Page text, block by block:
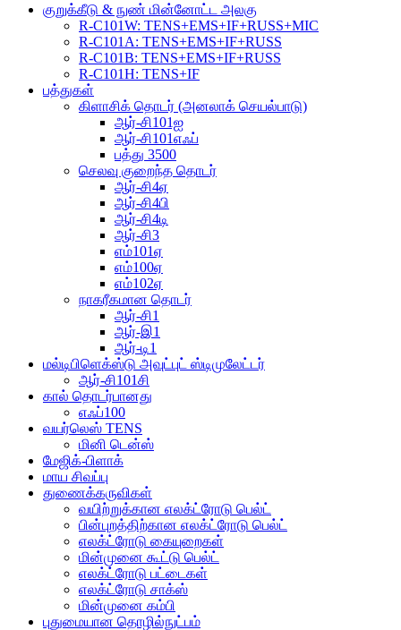
குறுக்கீடு & நுண் மின்னோட்ட அலகு
R-C101W: TENS+EMS+IF+RUSS+MIC
R-C101A: TENS+EMS+IF+RUSS
R-C101B: TENS+EMS+IF+RUSS
R-C101H: TENS+IF
பத்துகள்
கிளாசிக் தொடர் (அனலாக் செயல்பாடு)
ஆர்-சி101ஐ
ஆர்-சி101எஃப்
பத்து 3500
செலவு குறைந்த தொடர்
ஆர்-சி4ஏ
ஆர்-சி4பி
ஆர்-சி4டி
ஆர்-சி3
எம்101ஏ
எம்100ஏ
எம்102ஏ
நாகரீகமான தொடர்
ஆர்-சி1
ஆர்-இ1
ஆர்-டி1
மல்டிபிளெக்ஸ்டு அவுட்புட் ஸ்டிமுலேட்டர்
ஆர்-சி101சி
கால் தொடர்பானது
எஃப்100
வயர்லெஸ் TENS
மினி டென்ஸ்
மேஜிக்-பிளாக்
மாய சிவப்பு
துணைக்கருவிகள்
வயிற்றுக்கான எலக்ட்ரோடு பெல்ட்
பின்புறத்திற்கான எலக்ட்ரோடு பெல்ட்
எலக்ட்ரோடு கையுறைகள்
மின்முனை கூட்டு பெல்ட்
எலக்ட்ரோடு பட்டைகள்
எலக்ட்ரோடு சாக்ஸ்
மின்முனை கம்பி
புதுமையான தொழில்நுட்பம்